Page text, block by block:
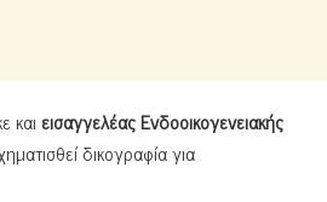
και εισαγγελέας Ενδοοικογενειακής
δικογραφία για